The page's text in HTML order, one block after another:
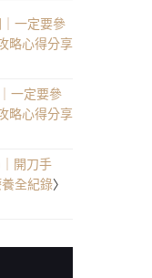
一定要參
略心得分享
一定要參
略心得分享
開刀手
全紀錄〉